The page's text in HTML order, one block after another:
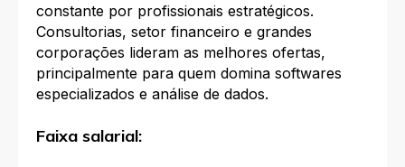
constante por profissionais estratégicos.
Consultorias, setor financeiro e grandes
corporações lideram as melhores ofertas,
principalmente para quem domina softwares
especializados e análise de dados.
Faixa salarial: